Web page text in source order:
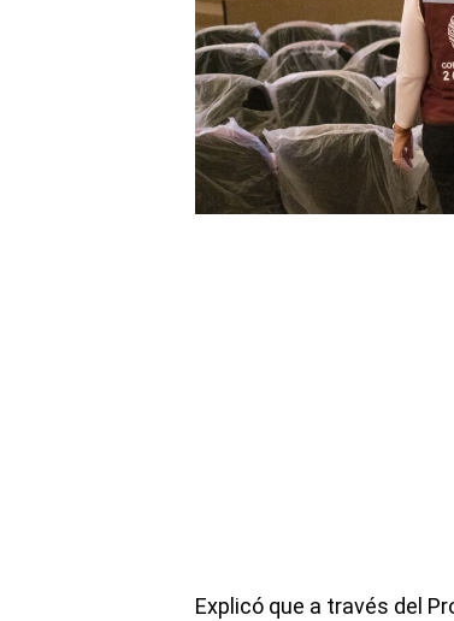
Explicó que a través del